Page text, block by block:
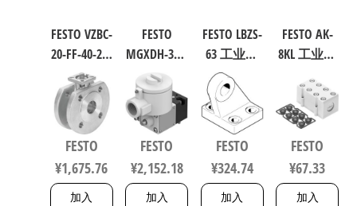
FESTO VZBC-
20-FF-40-22-
F0304-V4V4T
电磁阀/控
制阀 规格
20，行程
40mm
1692200
FESTO
¥1,675.76
加入
FESTO
MGXDH-3/2-
1.2-24DC-EX
工业自动
化零部件
规格1.2
535615
FESTO
¥2,152.18
加入
FESTO LBZS-
63 工业自
动化零部
件 规格63
33846
FESTO
¥324.74
加入
FESTO AK-
8KL 工业自
件 538219
FESTO
¥67.33
加入